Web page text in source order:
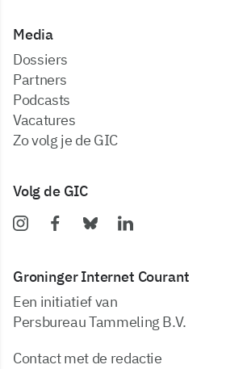
Media
dossiers
partners
podcasts
vacatures
zo volg je de GIC
Volg de GIC
Groninger Internet Courant
Een initiatief van
Persbureau Tammeling B.V.
Contact met de redactie